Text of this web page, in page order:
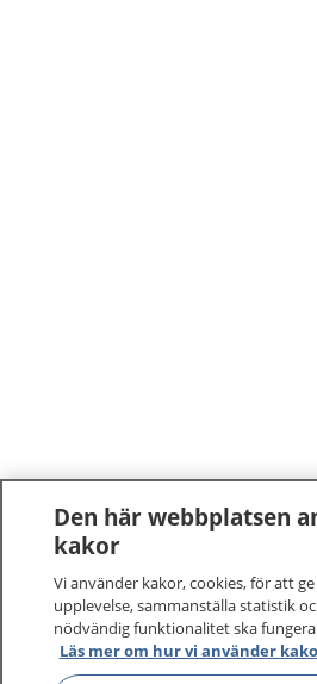
Den här webbplatsen
kakor
Vi använder kakor, cookies, för att
upplevelse, sammanställa statistik
nödvändig funktionalitet ska
Läs mer om hur vi använder